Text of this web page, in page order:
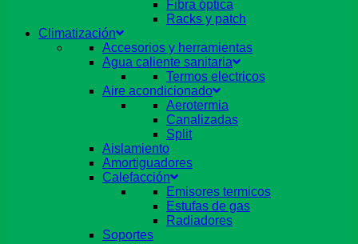
Fibra óptica
Racks y patch
Climatización
Accesorios y herramientas
Agua caliente sanitaria
Termos electricos
Aire acondicionado
Aerotermia
Canalizadas
Split
Aislamiento
Amortiguadores
Calefacción
Emisores termicos
Estufas de gas
Radiadores
Soportes